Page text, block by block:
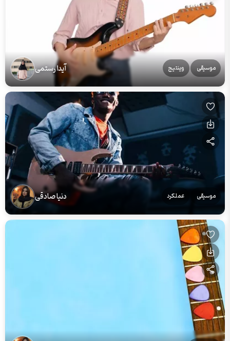
موسیقی وینتیج آیدا رستمی
موسیقی عملکرد دنیا صادقی